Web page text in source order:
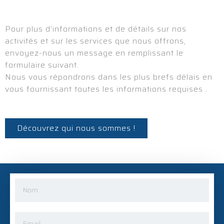
Pour plus d’informations et de détails sur nos
activités et sur les services que nous offrons,
envoyez-nous un message en remplissant le
formulaire suivant.
Nous vous répondrons dans les plus brefs délais en
vous fournissant toutes les informations requises .
Découvrez qui nous sommes !